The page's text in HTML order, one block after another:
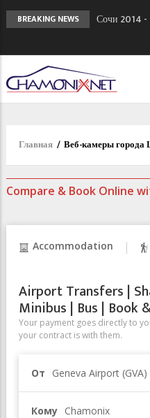
BREAKING NEWS
Сочи 2014 -
Кол де
вам поможем!
Главная / Веб-камеры
Compare & Book Online
Accommodation
Airport Transfers |
Minibus | Bus | Book
Your payment goes directly to
your contract is with them.
От Geneva Airport (GVA)
Кому Chamonix